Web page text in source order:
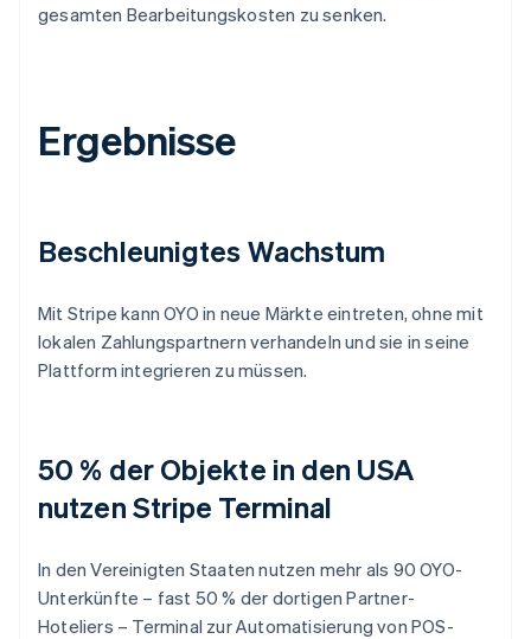
gesamten Bearbeitungskosten zu senken.
Ergebnisse
Beschleunigtes Wachstum
Mit Stripe kann OYO in neue Märkte eintreten, ohne mit
lokalen Zahlungspartnern verhandeln und sie in seine
Plattform integrieren zu müssen.
50 % der Objekte in den USA
nutzen Stripe Terminal
In den Vereinigten Staaten nutzen mehr als 90 OYO-
Unterkünfte – fast 50 % der dortigen Partner-
Hoteliers – Terminal zur Automatisierung von POS-